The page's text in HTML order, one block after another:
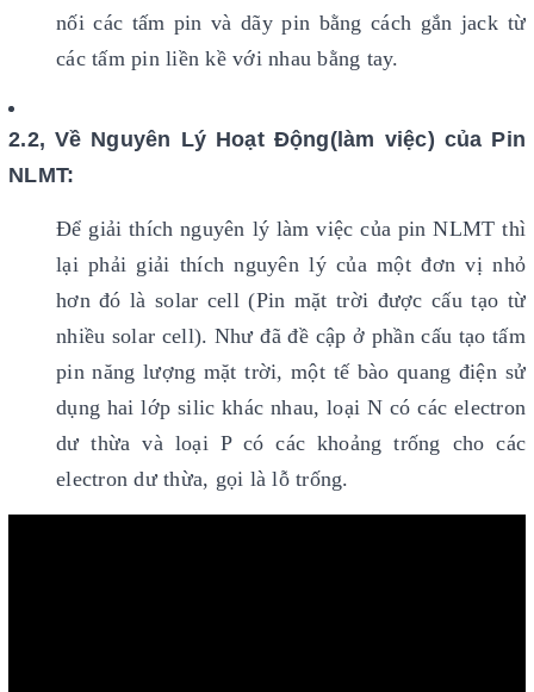
nối các tấm pin và dãy pin bằng cách gắn jack từ
các tấm pin liền kề với nhau bằng tay.
2.2, Về Nguyên Lý Hoạt Động(làm việc) của Pin
NLMT:
Để giải thích nguyên lý làm việc của pin NLMT thì
lại phải giải thích nguyên lý của một đơn vị nhỏ
hơn đó là solar cell (Pin mặt trời được cấu tạo từ
nhiều solar cell). Như đã đề cập ở phần cấu tạo tấm
pin năng lượng mặt trời, một tế bào quang điện sử
dụng hai lớp silic khác nhau, loại N có các electron
dư thừa và loại P có các khoảng trống cho các
electron dư thừa, gọi là lỗ trống.